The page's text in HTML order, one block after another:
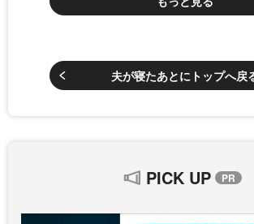
夫が寝たあとにトップへ戻
PICK UP